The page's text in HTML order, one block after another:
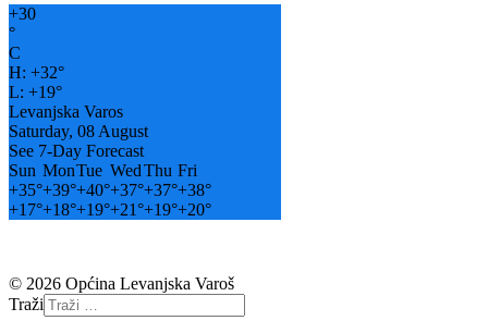
+30
°
C
H: +32°
L: +19°
Levanjska Varos
Saturday, 08 August
See 7-Day Forecast
Sun MonTue WedThu Fri
+35°+39°+40°+37°+37°+38°
+17°+18°+19°+21°+19°+20°
© 2026 Općina Levanjska Varoš
Traži